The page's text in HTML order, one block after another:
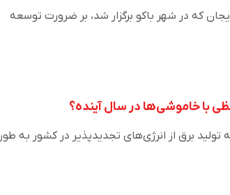
که در شهر باکو برگزار شد، بر ضرورت توسعه
با خاموشی‌ها در سال آینده؟
برق از انرژی‌های تجدیدپذیر در کشور به